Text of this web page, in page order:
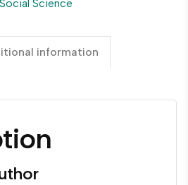
Science
information